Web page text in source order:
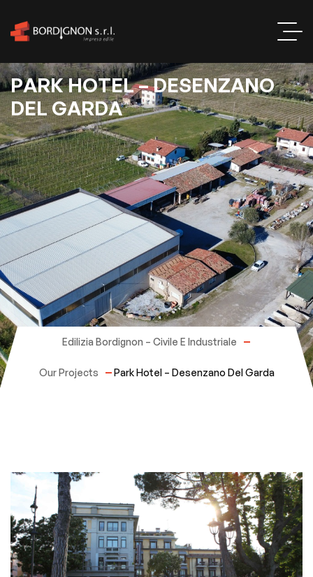
PARKHOTEL–DESENZANO
DELGARDA
Edilizia Bordignon – Civile E Industriale
Our Projects Park Hotel – Desenzano Del Garda